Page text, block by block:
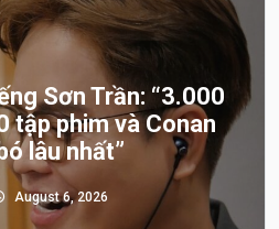
Sơn Trần: “3.000
tập phim và Conan
lâu nhất”
August 6, 2026